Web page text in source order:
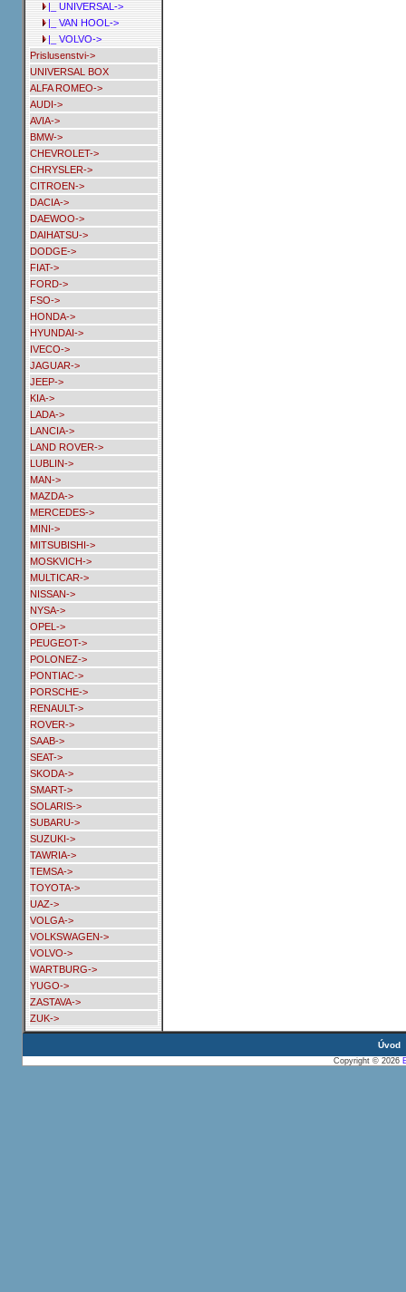
|_ UNIVERSAL->
|_ VAN HOOL->
|_ VOLVO->
Prislusenstvi->
UNIVERSAL BOX
ALFA ROMEO->
AUDI->
AVIA->
BMW->
CHEVROLET->
CHRYSLER->
CITROEN->
DACIA->
DAEWOO->
DAIHATSU->
DODGE->
FIAT->
FORD->
FSO->
HONDA->
HYUNDAI->
IVECO->
JAGUAR->
JEEP->
KIA->
LADA->
LANCIA->
LAND ROVER->
LUBLIN->
MAN->
MAZDA->
MERCEDES->
MINI->
MITSUBISHI->
MOSKVICH->
MULTICAR->
NISSAN->
NYSA->
OPEL->
PEUGEOT->
POLONEZ->
PONTIAC->
PORSCHE->
RENAULT->
ROVER->
SAAB->
SEAT->
SKODA->
SMART->
SOLARIS->
SUBARU->
SUZUKI->
TAWRIA->
TEMSA->
TOYOTA->
UAZ->
VOLGA->
VOLKSWAGEN->
VOLVO->
WARTBURG->
YUGO->
ZASTAVA->
ZUK->
Úvod
Copyright © 2026